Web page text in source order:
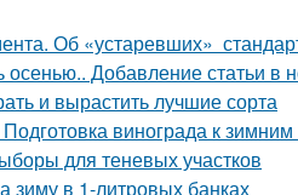
Об «устаревших»
Добавление статьи в
и вырастить лучшие сорта
винограда к
для теневых участков
зиму в 1-литровых банках